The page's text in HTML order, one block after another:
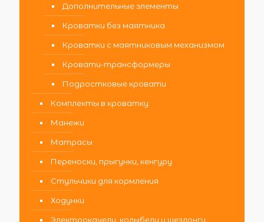
Дополнительные элементы
Кроватки без маятника
Кроватки с маятниковым механизмом
Кровати-трансформеры
Подростковые кровати
Комплекты в кроватку
Манежи
Матрасы
Переноски, прыгунки, кенгуру
Стульчики для кормления
Ходунки
Электрокачели, колыбели и шезлонги